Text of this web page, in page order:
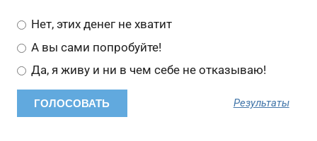
Нет, этих денег не хватит
А вы сами попробуйте!
Да, я живу и ни в чем себе не отказываю!
Результаты